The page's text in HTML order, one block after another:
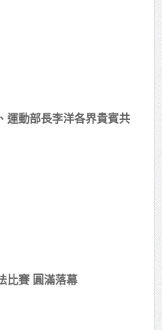
運動部長李洋各界貴賓共
比賽 圓滿落幕